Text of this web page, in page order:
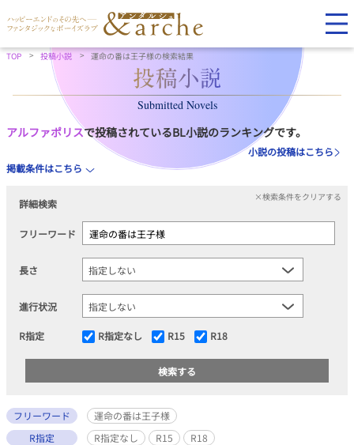
TOP 投稿小説 運命の番は王子様の検索結果
Submitted Novels
アルファポリスで投稿されているBL小説のランキングです。
小説の投稿はこちら
掲載条件はこちら
詳細検索
×検索条件をクリアする
フリーワード
長さ
進行状況
R指定 R指定なし R15 R18
フリーワード
運命の番は王子様
R指定
R指定なし R15 R18